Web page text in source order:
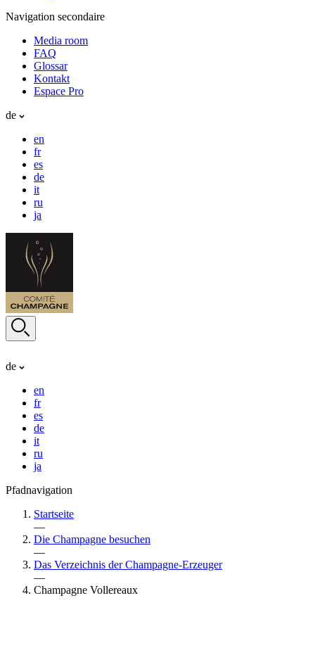
Navigation secondaire
Media room
FAQ
Glossar
Kontakt
Espace Pro
de
en
fr
es
de
it
ru
ja
de
en
fr
es
de
it
ru
ja
Pfadnavigation
Startseite
—
Die Champagne besuchen
—
Das Verzeichnis der Champagne-Erzeuger
—
Champagne Vollereaux